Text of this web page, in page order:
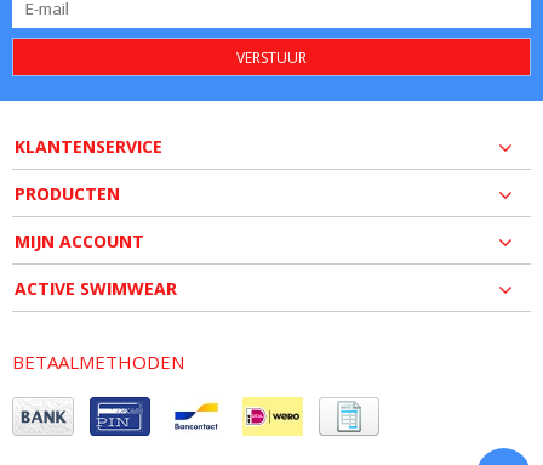
VERSTUUR
KLANTENSERVICE
PRODUCTEN
MIJN ACCOUNT
ACTIVE SWIMWEAR
BETAALMETHODEN